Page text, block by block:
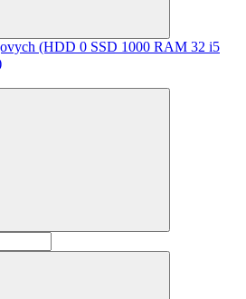
(HDD 0 SSD 1000 RAM 32 i5